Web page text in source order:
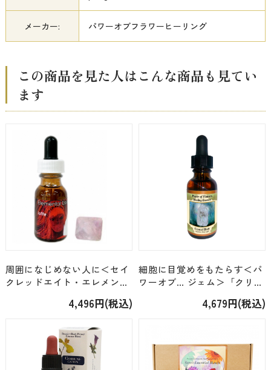
メーカー: パワーオブフラワーヒーリング
この商品を見た人はこんな商品も見てい
ます
周囲になじめない人に＜セイ
クレッドエイト・エレメンタ
4,496円(税込)
細胞に目覚めをもたらす＜パ
ワーオブ… ジェム＞「クリス
4,679円(税込)